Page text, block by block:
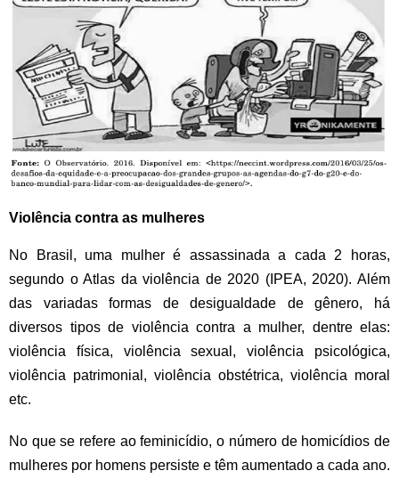
Violência contra as mulheres
No Brasil, uma mulher é assassinada a cada 2 horas,
segundo o Atlas da violência de 2020 (IPEA, 2020). Além
das variadas formas de desigualdade de gênero, há
diversos tipos de violência contra a mulher, dentre elas:
violência física, violência sexual, violência psicológica,
violência patrimonial, violência obstétrica, violência moral
etc.
No que se refere ao feminicídio, o número de homicídios de
mulheres por homens persiste e têm aumentado a cada ano.